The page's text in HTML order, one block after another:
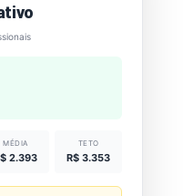
MÉDIA
2.393
TETO
R$ 3.353